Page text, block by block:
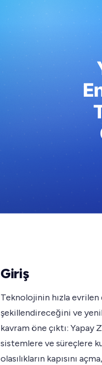
Giriş
Teknolojinin hızla
şekillendireceğini ve
kavram öne çıktı: Yapay
sistemlere ve süreçlere
olasılıkların kapısını